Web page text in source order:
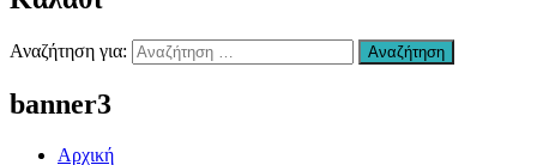
Χανιά
Επισκευή
Χανιά
–
Αναζήτηση για: Αναζήτηση
banner3
Αρχική